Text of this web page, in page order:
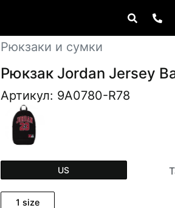
Рюкзаки и сумки
Рюкзак Jordan Jersey
Артикул: 9A0780-R78
US
1 size